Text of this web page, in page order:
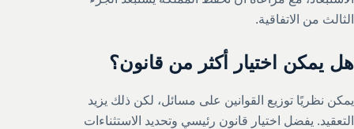
الثالث من الاتفاقية.
هل يمكن اختيار أكثر من قانون؟
يمكن نظريًا توزيع القوانين على مسائل، لكن ذلك يزيد
التعقيد. يفضل اختيار قانون رئيسي وتحديد الاستثناءات